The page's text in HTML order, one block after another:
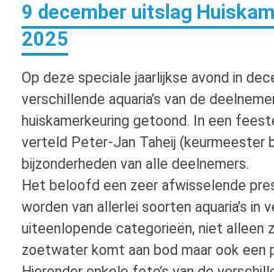
9 december uitslag
2025
Op deze speciale jaarlijkse avond in
verschillende aquaria’s van de
huiskamerkeuring getoond. In een
verteld Peter-Jan Taheij (keurmeester
bijzonderheden van alle deelnemers.
Het beloofd een zeer afwisselende
worden van allerlei soorten aquaria’s in
uiteenlopende categorieën, niet alleen
zoetwater komt aan bod maar ook een